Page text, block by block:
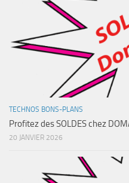
TECHNOS BONS-PLANS
Profitez des SOLDES chez
20 JANVIER 2026